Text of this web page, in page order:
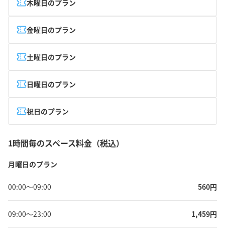
木曜日のプラン
金曜日のプラン
土曜日のプラン
日曜日のプラン
祝日のプラン
1時間毎のスペース料金（税込）
月曜日のプラン
00:00〜09:00 560円
09:00〜23:00 1,459円